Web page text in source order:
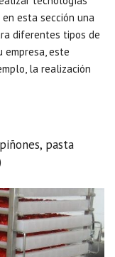
esta sección una
diferentes tipos de
empresa, este
la realización
pasta